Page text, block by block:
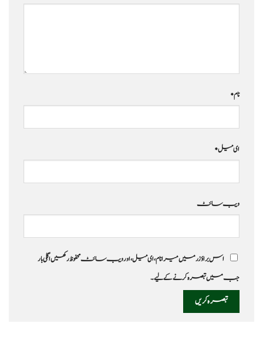
نام*
ای میل*
ویب‌ سائٹ
اس براؤزر میں میرا نام، ای میل، اور ویب سائٹ محفوظ رکھیں اگلی بار
جب میں تبصرہ کرنے کےلیے۔